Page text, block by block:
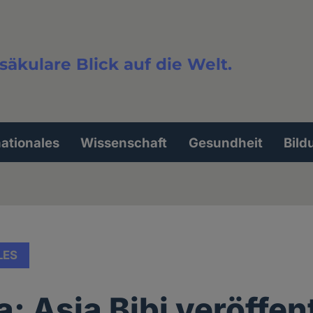
Blick auf die Welt.
Wissenschaft Gesundheit